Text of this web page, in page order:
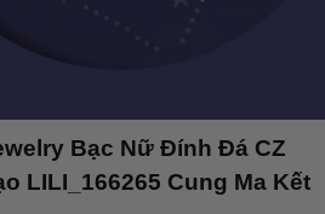
Bạc Nữ Đính Đá CZ
LILI_166265 Cung Ma Kết